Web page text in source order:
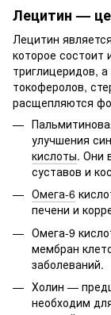
Лецитин —
Лецитин
которое
триглицеридов,
токоферолов,
расщепляются
улучшения
кислоты. Они
суставов и
Омега-6
печени и
Омега-9
мембран
заболеваний.
Холин —
необходим